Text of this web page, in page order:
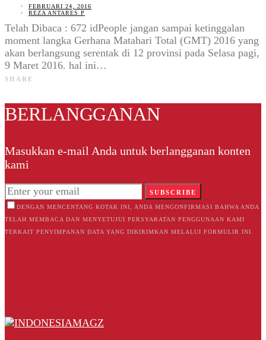
FEBRUARI 24, 2016
REZA ANTARES P
Telah Dibaca : 672 idPeople jangan sampai ketinggalan
moment langka Gerhana Matahari Total (GMT) 2016 yang
akan berlangsung serentak di 12 provinsi pada Selasa pagi,
9 Maret 2016. hal ini…
SHARE
BERLANGGANAN
Masukkan e-mail Anda untuk berlangganan konten
kami
SUBSCRIBE
DENGAN MENCENTANG KOTAK INI, ANDA MENGONFIRMASI BAHWA ANDA
TELAH MEMBACA DAN MENYETUJUI PERSYARATAN PENGGUNAAN KAMI
TERKAIT PENYIMPANAN DATA YANG DIKIRIMKAN MELALUI FORMULIR INI.